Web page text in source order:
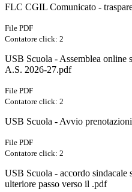
FLC CGIL Comunicato -
File PDF
Contatore click: 2
USB Scuola - Assemblea online
A.S. 2026-27.pdf
File PDF
Contatore click: 2
USB Scuola - Avvio
File PDF
Contatore click: 2
USB Scuola - accordo
ulteriore passo verso il .pdf